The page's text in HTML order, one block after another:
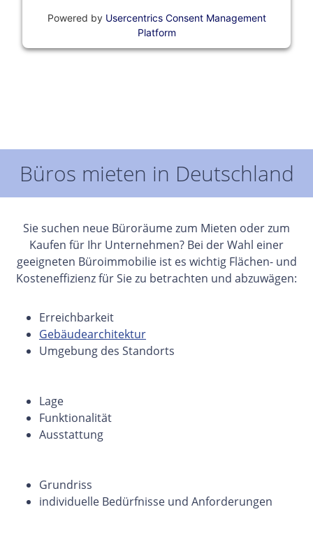
Powered by Usercentrics Consent Management
Platform
Büros mieten in Deutschland
Sie suchen neue Büroräume zum Mieten oder zum
Kaufen für Ihr Unternehmen? Bei der Wahl einer
geeigneten Büroimmobilie ist es wichtig Flächen- und
Kosteneffizienz für Sie zu betrachten und abzuwägen:
Erreichbarkeit
Gebäudearchitektur
Umgebung des Standorts
Lage
Funktionalität
Ausstattung
Grundriss
individuelle Bedürfnisse und Anforderungen